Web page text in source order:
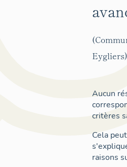
Eygliers)
Aucun
critères
Cela peut
raisons